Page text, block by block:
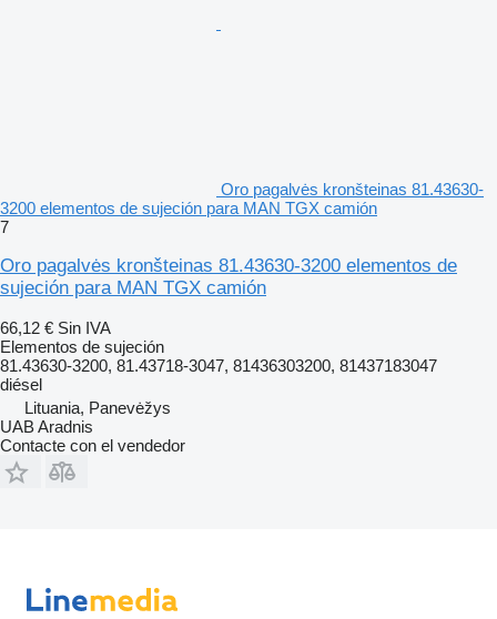
Oro pagalvės kronšteinas 81.43630-
3200 elementos de sujeción para MAN TGX camión
7
Oro pagalvės kronšteinas 81.43630-3200 elementos de
sujeción para MAN TGX camión
66,12 € Sin IVA
Elementos de sujeción
81.43630-3200, 81.43718-3047, 81436303200, 81437183047
diésel
Lituania, Panevėžys
UAB Aradnis
Contacte con el vendedor